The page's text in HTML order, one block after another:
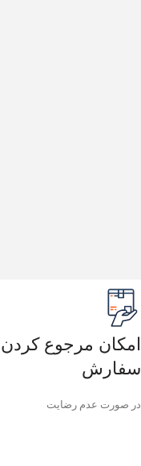
امکان مرجوع کردن
سفارش
در صورت عدم رضایت